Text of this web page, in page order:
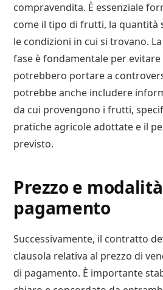
compravendita. È essenziale
come il tipo di frutti, la quantità
le condizioni in cui si trovano.
fase è fondamentale per
potrebbero portare a
potrebbe anche includere
da cui provengono i frutti,
pratiche agricole adottate e il
previsto.
Prezzo e
pagamento
Successivamente, il contratto
clausola relativa al prezzo di
di pagamento. È importante